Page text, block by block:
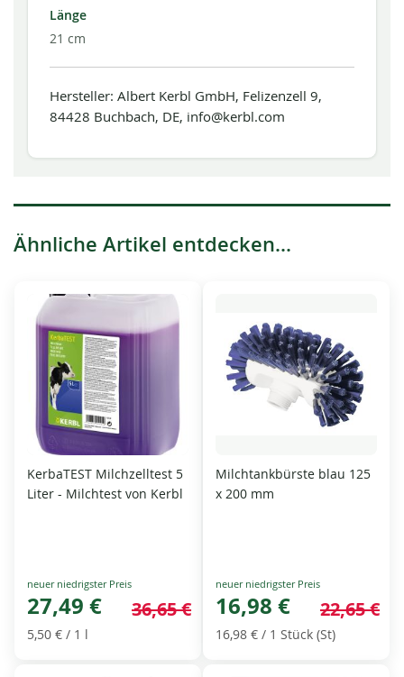
Länge
21 cm
Hersteller: Albert Kerbl GmbH, Felizenzell 9,
84428 Buchbach, DE, info@kerbl.com
Ähnliche Artikel entdecken...
KerbaTEST Milchzelltest 5
Liter - Milchtest von Kerbl
Special
Price
27,49 € 36,65 €
5,50 € / 1 l
Milchtankbürste blau 125
x 200 mm
Special
Price
16,98 € 22,65 €
16,98 € / 1 Stück (St)